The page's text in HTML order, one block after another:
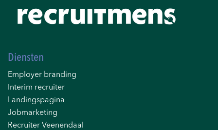
Diensten
Employer branding
Interim recruiter
Landingspagina
Jobmarketing
Recruiter Veenendaal